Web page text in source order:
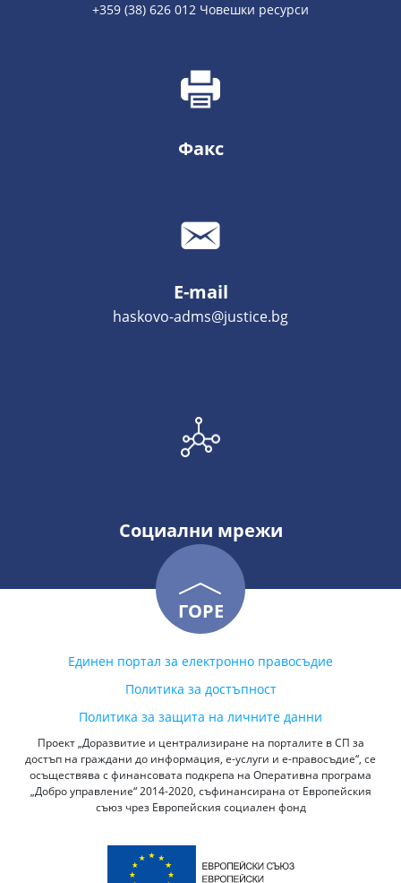
+359 (38) 626 012 Човешки ресурси
Факс
E-mail
haskovo-adms@justice.bg
Социални мрежи
ГОРЕ
Единен портал за електронно правосъдие
Политика за достъпност
Политика за защита на личните данни
Проект „Доразвитие и централизиране на порталите в СП за
достъп на граждани до информация, е-услуги и е-правосъдие“, се
осъществява с финансовата подкрепа на Оперативна програма
„Добро управление“ 2014-2020, съфинансирана от Европейския
съюз чрез Европейския социален фонд